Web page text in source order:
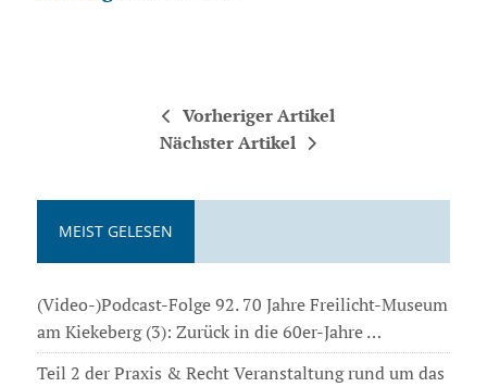
Vorheriger Artikel
Nächster Artikel
MEIST GELESEN
(Video-)Podcast-Folge 92. 70 Jahre Freilicht-Museum
am Kiekeberg (3): Zurück in die 60er-Jahre …
Teil 2 der Praxis & Recht Veranstaltung rund um das